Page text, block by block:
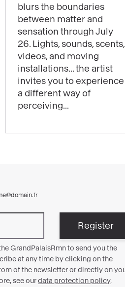
ready
some
starry
thrills:
Laure
Prouvost’s
exhibition
blurs the boundaries
between matter and
sensation through July
26. Lights, sounds, scents,
videos, and moving
installations... the artist
invites you to experience
a different way of
perceiving...